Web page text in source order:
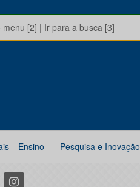
menu [2] | Ir para a busca [3]
Ensino Pesquisa e Inovação
Instagram